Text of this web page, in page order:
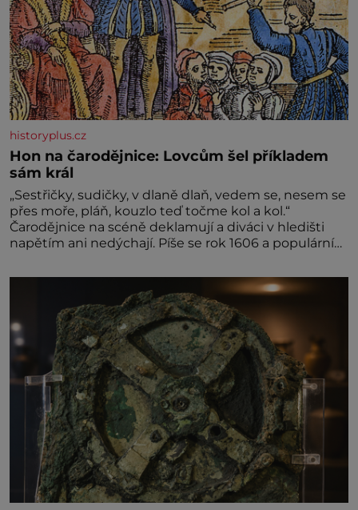
historyplus.cz
Hon na čarodějnice: Lovcům šel příkladem
sám král
„Sestřičky, sudičky, v dlaně dlaň, vedem se, nesem se
přes moře, pláň, kouzlo teď točme kol a kol.“
Čarodějnice na scéně deklamují a diváci v hledišti
napětím ani nedýchají. Píše se rok 1606 a populární
Tragédii o Macbethovi. Napsal ji pro krále Jakuba I.,
jenž v roce 1603 vystřídal